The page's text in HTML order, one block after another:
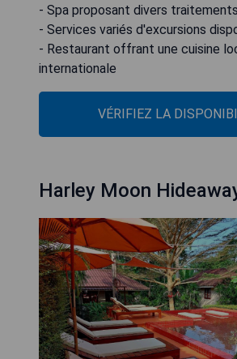
- Spa proposant divers
- Services variés d'excursions
- Restaurant offrant une cuisine
internationale
VÉRIFIEZ LA
Harley Moon